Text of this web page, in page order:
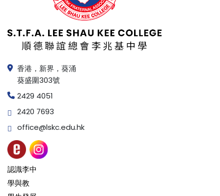
香港，新界，葵涌
葵盛圍303號
2429 4051
2420 7693
office@lskc.edu.hk
認識李中
學與教